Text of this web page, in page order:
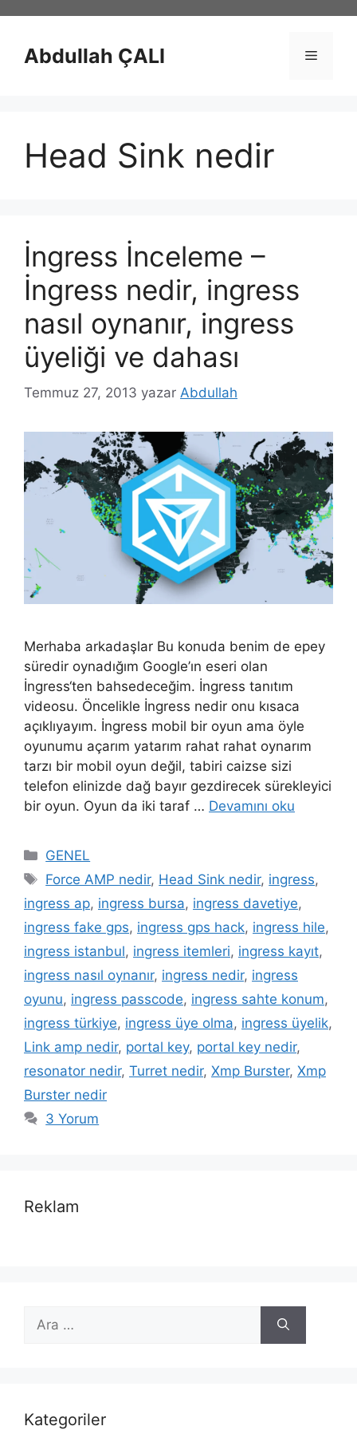
Abdullah ÇALI Menü
Head Sink nedir
İngress İnceleme –
İngress nedir, ingress
nasıl oynanır, ingress
üyeliği ve dahası
Temmuz 27, 2013 yazar Abdullah
Merhaba arkadaşlar Bu konuda benim de epey
süredir oynadığım Google’ın eseri olan
İngress‘ten bahsedeceğim. İngress tanıtım
videosu. Öncelikle İngress nedir onu kısaca
açıklıyayım. İngress mobil bir oyun ama öyle
oyunumu açarım yatarım rahat rahat oynarım
tarzı bir mobil oyun değil, tabiri caizse sizi
telefon elinizde dağ bayır gezdirecek sürekleyici
bir oyun. Oyun da iki taraf … Devamını oku
Kategoriler
GENEL
Etiketler
Force AMP nedir, Head Sink nedir, ingress,
ingress ap, ingress bursa, ingress davetiye,
ingress fake gps, ingress gps hack, ingress hile,
ingress istanbul, ingress itemleri, ingress kayıt,
ingress nasıl oynanır, ingress nedir, ingress
oyunu, ingress passcode, ingress sahte konum,
ingress türkiye, ingress üye olma, ingress üyelik,
Link amp nedir, portal key, portal key nedir,
resonator nedir, Turret nedir, Xmp Burster, Xmp
Burster nedir
3 Yorum
Reklam
ara
Kategoriler